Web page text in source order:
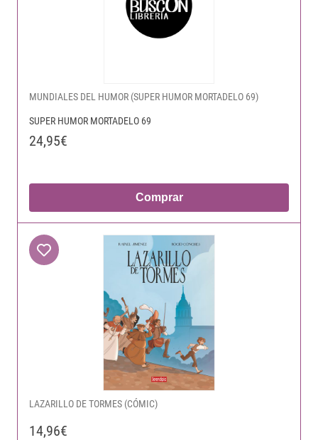
MUNDIALES DEL HUMOR (SUPER HUMOR MORTADELO 69)
SUPER HUMOR MORTADELO 69
24,95€
Comprar
LAZARILLO DE TORMES (CÓMIC)
14,96€